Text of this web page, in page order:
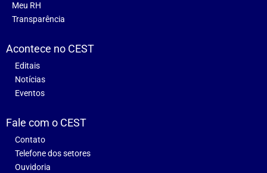
Meu RH
Transparência
Acontece no CEST
Editais
Notícias
Eventos
Fale com o CEST
Contato
Telefone dos setores
Ouvidoria